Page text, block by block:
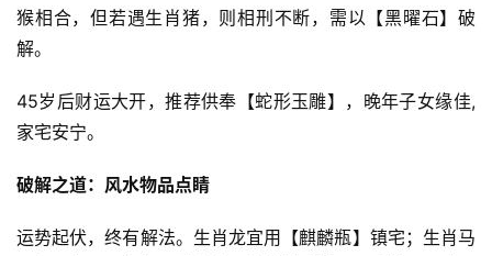
猴相合，但若遇生肖猪，则相刑不断，需以【黑曜石】破
解。
45岁后财运大开，推荐供奉【蛇形玉雕】，晚年子女缘佳,
家宅安宁。
破解之道：风水物品点睛
运势起伏，终有解法。生肖龙宜用【麒麟瓶】镇宅；生肖马